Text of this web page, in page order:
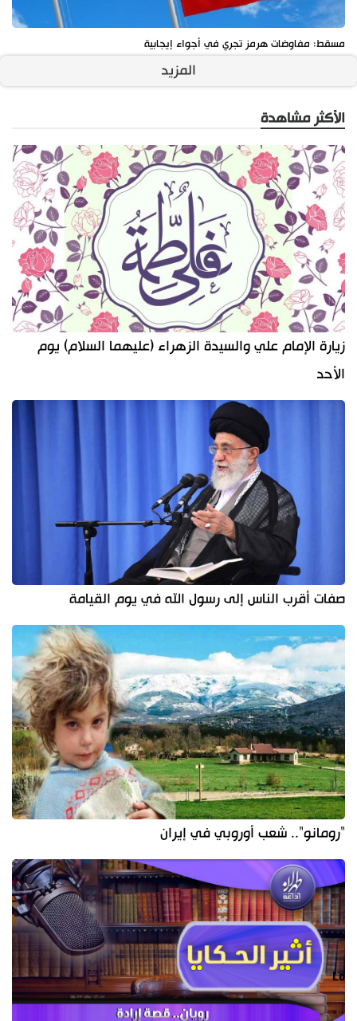
مسقط: مفاوضات هرمز تجري في أجواء إيجابية
المزيد
الأكثر مشاهدة
زيارة الإمام علي والسيدة الزهراء (عليهما السلام) يوم
الأحد
صفات أقرب الناس إلى رسول الله في يوم القيامة
"رومانو".. شعب أوروبي في إيران